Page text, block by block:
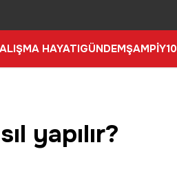
HAYATIGÜNDEMŞAMPİY10
yapılır?